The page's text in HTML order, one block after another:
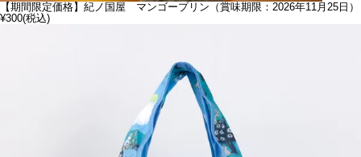
【期間限定価格】紀ノ国屋 マンゴープリン（賞味期限：2026年11月25日）
¥300(税込)